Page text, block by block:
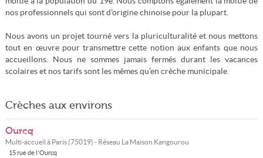
nos professionnels qui sont d’origine chinoise pour la plupart.
Nous avons un projet tourné vers la pluriculturalité et nous mettons
tout en œuvre pour transmettre cette notion aux enfants que nous
accueillons. Nous ne sommes jamais fermés durant les vacances
scolaires et nos tarifs sont les mêmes qu’en crèche municipale.
Crèches aux environs
Ourcq
Multi-accueil à Paris(75019) - Réseau La Maison Kangourou
15 rue de l'Ourcq